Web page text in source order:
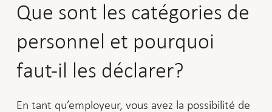
Que sont les catégories de
personnel et pourquoi
faut-il les déclarer?
En tant qu’employeur, vous avez la possibilité de